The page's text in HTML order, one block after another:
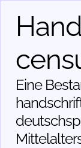
Eine